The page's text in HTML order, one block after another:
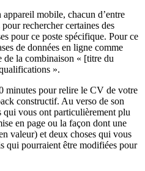
mobile, chacun d’entre
rechercher certaines des
pour ce poste spécifique. Pour ce
de données en ligne comme
la combinaison « [titre du
».
minutes pour relire le CV de votre
constructif. Au verso de son
qui vous ont particulièrement plu
en page ou la façon dont une
valeur) et deux choses qui vous
qui pourraient être modifiées pour